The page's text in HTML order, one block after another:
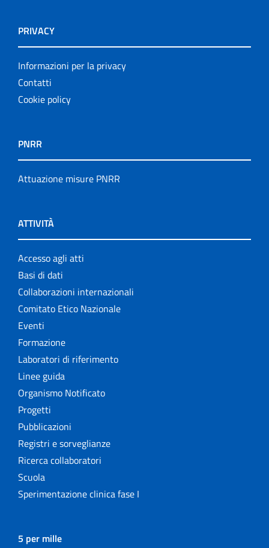
PRIVACY
Informazioni per la privacy
Contatti
Cookie policy
PNRR
Attuazione misure PNRR
ATTIVITÀ
Accesso agli atti
Basi di dati
Collaborazioni internazionali
Comitato Etico Nazionale
Eventi
Formazione
Laboratori di riferimento
Linee guida
Organismo Notificato
Progetti
Pubblicazioni
Registri e sorveglianze
Ricerca collaboratori
Scuola
Sperimentazione clinica fase I
5 per mille